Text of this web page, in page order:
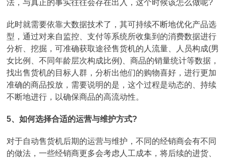
法，与真正的事实往往会存在出入，这个时候该怎么做呢?
此时就需要依靠大数据技术了，其可持续不断地优化产品选
型，通过对来自监控、支付等系统所收集到的消费数据进行
分析、挖掘，可准确获取途径售货机的人流量、人员构成(男
女比例、不同年龄层次构成比例)、商品的销量统计等数据，
找出售货机的目标人群，分析出他们的购物喜好，进行更加
准确的商品投放，需要说明的是，这个过程是动态的、持续
不断地进行，以确保商品的高流动性。
5、如何选择合适的运营与维护方式?
对于自动售货机后期的运营与维护，不同的经销商会有不同
的做法，一些经销商更多会考虑人工成本，将后续的进货、